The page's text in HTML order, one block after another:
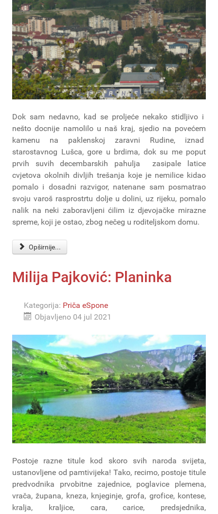
Dok sam nedavno, kad se proljeće nekako stidljivo i
nešto docnije namolilo u naš kraj, sjedio na povećem
kamenu na paklenskoj zaravni Rudine, iznad
starostavnog Lušca, gore u brdima, dok su me poput
prvih suvih decembarskih pahulja zasipale latice
cvjetova okolnih divljih trešanja koje je nemilice kidao
pomalo i dosadni razvigor, natenane sam posmatrao
svoju varoš rasprostrtu dolje u dolini, uz rijeku, pomalo
nalik na neki zaboravljeni ćilim iz djevojačke mirazne
spreme, koji je ostao, zbog nečeg u roditeljskom domu.
Opširnije...
Milija Pajković: Planinka
Kategorija: Priča eSpone
Objavljeno 04 jul 2021
Postoje razne titule kod skoro svih naroda svijeta,
ustanovljene od pamtivijeka! Tako, recimo, postoje titule
predvodnika prvobitne zajednice, poglavice plemena,
vrača, župana, kneza, knjeginje, grofa, grofice, kontese,
kralja, kraljice, cara, carice, predsjednika,